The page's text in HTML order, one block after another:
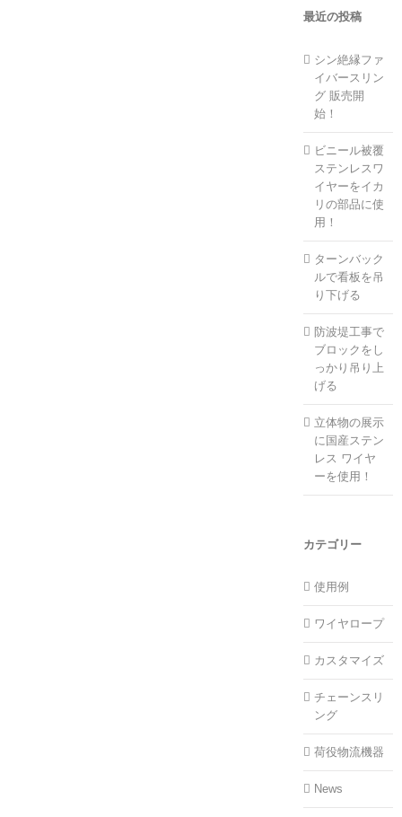
最近の投稿
シン絶縁ファ
イバースリン
グ 販売開
始！
ビニール被覆
ステンレスワ
イヤーをイカ
リの部品に使
用！
ターンバック
ルで看板を吊
り下げる
防波堤工事で
ブロックをし
っかり吊り上
げる
立体物の展示
に国産ステン
レス ワイヤ
ーを使用！
カテゴリー
使用例
ワイヤロープ
カスタマイズ
チェーンスリ
ング
荷役物流機器
News